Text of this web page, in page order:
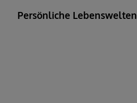
Persönliche Lebenswelten